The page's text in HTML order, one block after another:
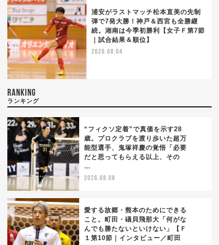
浦安がラストマッチ松本直美の先制
弾で7発大勝！神戸＆西宮も全勝継
続。湘南は今季初勝利【女子Ｆ第7節
｜試合結果＆順位】
2026.08.04
RANKING
ランキング
“フィクソ定着”で真価を示す28
歳。プロクラブを渡り歩いた超万
能型選手、鬼塚祥慶の覚悟「必要
だと思ってもらえる以上、その
…
2026.08.08
愛する故郷・熊本のためにできる
こと。町田・礒貝飛那大「何がな
んでも勝たないといけない」【Ｆ
１第10節｜インタビュー／町田